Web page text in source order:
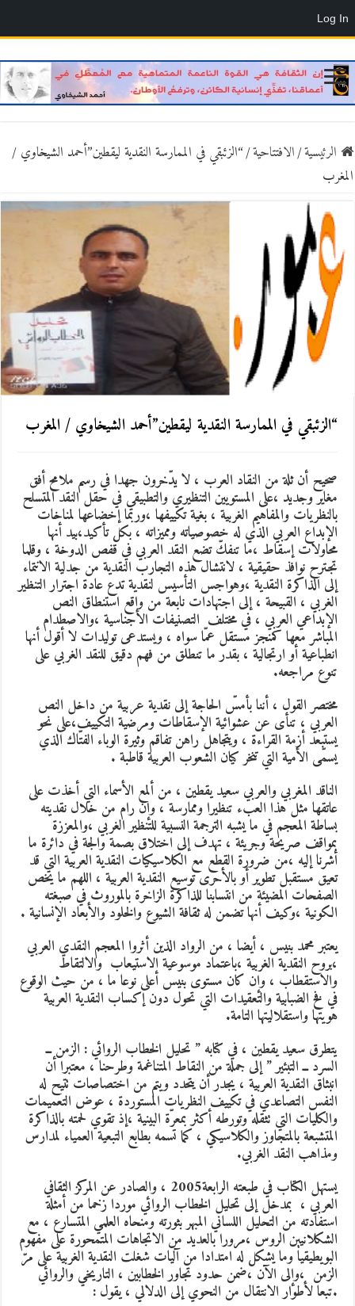
الرئيسية/الافتتاحية/“الزئبقي في الممارسة النقدية ليقطين”أحمد الشيخاوي /
المغرب
“الزئبقي في الممارسة النقدية ليقطين”أحمد الشيخاوي / المغرب
صحيح أن ثلة من النقاد العرب ، لا يدّخرون جهدا في رسم ملامح أفق
مغاير وجديد ،على المستويين التنظيري والتطبيقي في حقل النقد المتسلح
بالنظريات والمفاهيم الغربية ، بغية تكييفها ،وربما إخضاعها لمناخات
الإبداع العربي الذي له خصوصياته ومميزاته ، بكل تأكيد،بيد أنها
محاولات إسقاط ،ما تنفكّ تضع النقد العربي في قفص الدوخة ، وقلما
تجترح نوافذ حقيقية ، لانتشال هذه التجارب النقدية من جدلية الانتماء
إلى الذاكرة النقدية ،وهواجس التأسيس لنقدية تدع عادة اجترار التنظير
الغربي ، القبيحة ، إلى اجتهادات نابعة من واقع استنطاق النص
الإبداعي العربي ، في مختلف التصنيفات الأجناسية ،والاصطدام
المباشر معها كمنجز مستقل عمّا سواه ، ويستدعى توليدات لا أقول أنها
انطباعية أو ارتجالية ، بقدر ما تنطلق من فهم دقيق للنقد الغربي على
تنوع مراجعه.
مختصر القول ، أننا بأمسّ الحاجة إلى نقدية عربية من داخل النص
العربي ، تنأى عن عشوائية الإسقاطات ومرضية التكييف،على نحو
يستبعد أزمة القراءة ، ويتجاهل راهن تفاقم وثيرة الوباء الفتّاك الذي
يسمّى الأمية التي تنخر كيان الشعوب العربية قاطبة .
الناقد المغربي والعربي سعيد يقطين ، من ألمع الأسماء التي أخذت على
عاتقها مثل هذا العبء تنظيرا وممارسة ، وإن رام من خلال نقديته
بساطة المعجم في ما يشبه الترجمة النسبية للتنظير الغربي ،والمعززة
بمواقف صريحة وجريئة ، تهدف إلى اختلاق بصمة والجة في دائرة ما
أشرنا إليه ،من ضرورة القطع مع الكلاسيكيات النقدية العربية التي قد
تعيق مستقبل تطوير أو بالأحرى توسيع النقدية العربية ، اللهم ما يخص
الصفحات المضيئة من انتسابنا للذاكرة الزاخرة بالموروث في صبغته
الكونية ،وكيف أنها تضمن له ثقافة الشيوع والخلود والأبعاد الإنسانية .
يعتبر محمد بنيس ، أيضا ، من الرواد الذين أثروا المعجم النقدي العربي
،بروح النقدية الغربية ،باعتماد موسوعية الاستيعاب والالتقاط
والاستقطاب ، وإن كان مستوى بنيس أعلى نوعا ما ، من حيث الوقوع
في فخ الضبابية والتعقيدات التي تحول دون إكساب النقدية العربية
هويتها واستقلاليتها التامة.
يتطرق سعيد يقطين ، في كتابه ” تحليل الخطاب الروائي : الزمن ــ
السرد ــ التبئير ” إلى جملة من النقاط المتناغمة وطرحنا ، معتبرا أن
انبثاق النقدية العربية ، يجدر أن يتحدد ويتم من اختصاصات تتيح له
النفس التصاعدي في تكييف النظريات المستوردة ، عوض التعميمات
والكليات التي تثقله وتورطه أكثر بمعرّة البينية ،إذ تقوي لحمته بالذاكرة
المتشبعة بالمتجاوز والكلاسيكي ، كما تسمه بطابع التبعية العمياء لمدارس
ومذاهب النقد الغربي.
يستهل الكتاب في طبعته الرابعة2005 ، والصادر عن المركز الثقافي
العربي ، بمدخل إلى تحليل الخطاب الروائي موردا زخما من أمثلة
استفادته من التحليل اللساني المبهر بثورته ومنحاه العلمي المتسارع ، مع
الشكلانيين الروس ،مرورا بالعديد من الاتجاهات المتمحورة على مفهوم
البويطيقيا وما يشكل له امتدادا من آليات شغلت النقدية الغربية على مرّ
الزمن ،وإلى الآن ،ضمن حدود تجاور الخطابين ، التاريخي والروائي
.تبعا لأطوار الانتقال من النحوي إلى الدلالي ، يقول :
Log In